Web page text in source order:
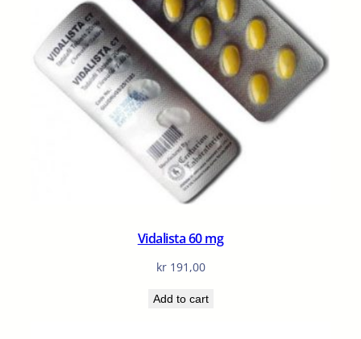
Vidalista 60 mg
kr191,00
Add to cart